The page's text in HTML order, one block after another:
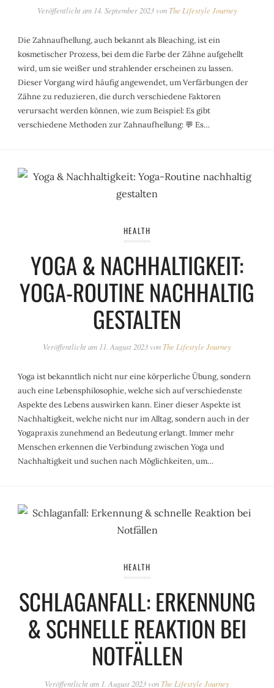
Veröffentlicht am 14. September 2023 von The Lifestyle Journey
Die Zahnaufhellung, auch bekannt als Bleaching, ist ein
kosmetischer Prozess, bei dem die Farbe der Zähne aufgehellt
wird, um sie weißer und strahlender erscheinen zu lassen.
Dieser Vorgang wird häufig angewendet, um Verfärbungen der
Zähne zu reduzieren, die durch verschiedene Faktoren
verursacht werden können, wie zum Beispiel: Es gibt
verschiedene Methoden zur Zahnaufhellung: 💬 Es…
HEALTH
YOGA & NACHHALTIGKEIT:
YOGA-ROUTINE NACHHALTIG
GESTALTEN
Veröffentlicht am 11. August 2023 von The Lifestyle Journey
Yoga ist bekanntlich nicht nur eine körperliche Übung, sondern
auch eine Lebensphilosophie, welche sich auf verschiedenste
Aspekte des Lebens auswirken kann. Einer dieser Aspekte ist
Nachhaltigkeit, welche nicht nur im Alltag, sondern auch in der
Yogapraxis zunehmend an Bedeutung erlangt. Immer mehr
Menschen erkennen die Verbindung zwischen Yoga und
Nachhaltigkeit und suchen nach Möglichkeiten, um…
HEALTH
SCHLAGANFALL: ERKENNUNG
& SCHNELLE REAKTION BEI
NOTFÄLLEN
Veröffentlicht am 1. August 2023 von The Lifestyle Journey